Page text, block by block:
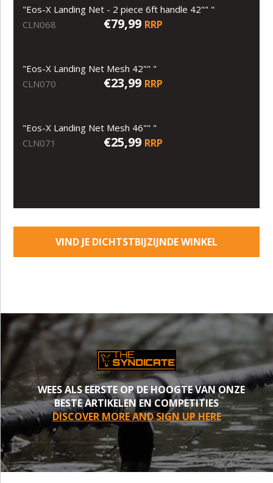
"Eos-X Landing Net - 2 piece 6ft handle 42"" "
CLN068
€79,99 RRP
"Eos-X Landing Net Mesh 42"" "
CLN070
€23,99 RRP
"Eos-X Landing Net Mesh 46"" "
CLN071
€25,99 RRP
VIND JE DICHTSTBIJZIJNDE WINKEL
WEES ALS EERSTE OP DE HOOGTE VAN ONZE
BESTE ARTIKELEN EN COMPETITIES
DISCOVER MORE AND SIGN UP HERE